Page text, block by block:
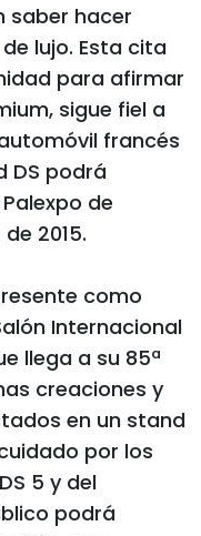
saber hacer
lujo. Esta cita
para afirmar
sigue fiel a
francés
DS podrá
de
2015.
como
Internacional
llega a su 85ª
creaciones y
en un stand
por los
5 y del
podrá